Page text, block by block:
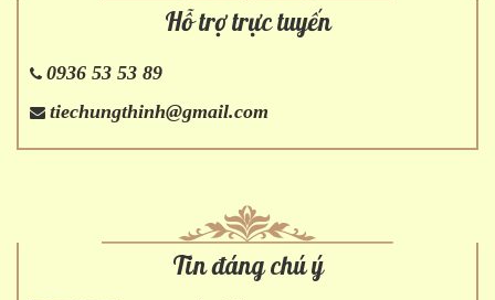
Hỗ trợ trực tuyến
0936 53 53 89
tiechungthinh@gmail.com
Tin đáng chú ý